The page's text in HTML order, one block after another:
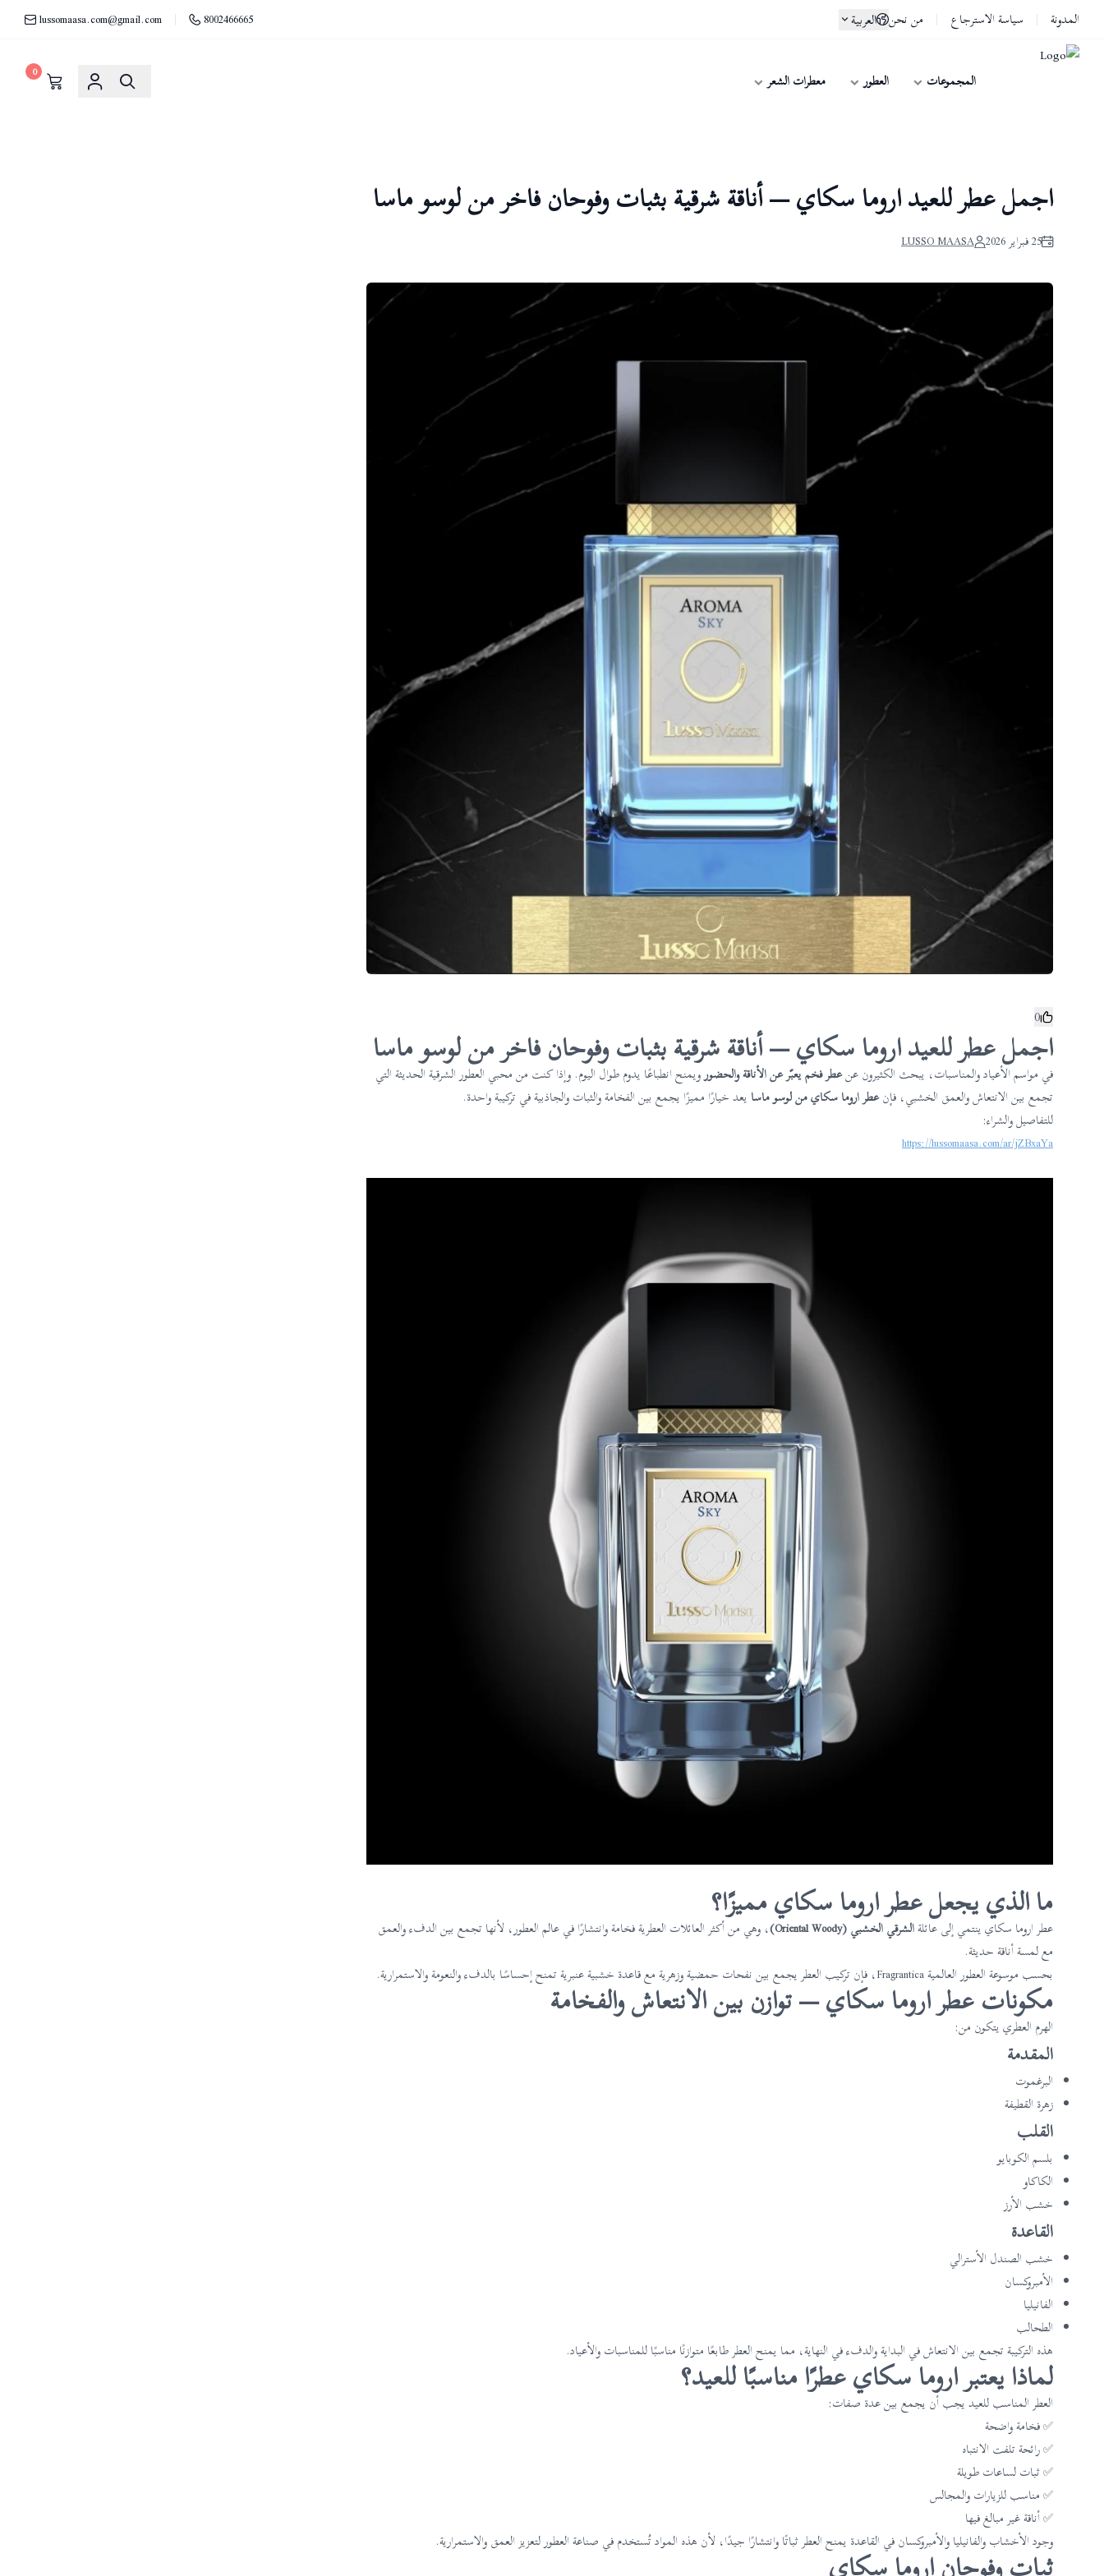
المدونة سياسة الاسترجاع من نحن العربية 8002466665
lussomaasa.com@gmail.com
المجموعات العطور معطرات الشعر 0
اجمل عطر للعيد اروما سكاي — أناقة شرقية بثبات وفوحان فاخر من لوسو ماسا
25 فبراير 2026 LUSSO MAASA
0
اجمل عطر للعيد اروما سكاي — أناقة شرقية بثبات وفوحان فاخر من لوسو ماسا
في مواسم الأعياد والمناسبات، يبحث الكثيرون عنعطر فخم يعبّر عن الأناقة والحضورويمنح انطباعًا يدوم طوال اليوم. وإذا كنت من محبي العطور الشرقية الحديثة التي
تجمع بين الانتعاش والعمق الخشبي، فإنعطر اروما سكاي من لوسو ماسا يعد خيارًا مميزًا يجمع بين الفخامة والثبات والجاذبية في تركيبة واحدة.
للتفاصيل والشراء:
https://lussomaasa.com/ar/jZBxaYa
ما الذي يجعل عطر اروما سكاي مميزًا؟
عطر اروما سكاي ينتمي إلى عائلةالشرقي الخشبي (Oriental Woody)
، وهي من أكثر العائلات العطرية فخامة وانتشارًا في عالم العطور، لأنها تجمع بين الدفء والعمق
مع لمسة أناقة حديثة.
بحسب موسوعة العطور العالمية Fragrantica، فإن تركيب العطر يجمع بين نفحات حمضية وزهرية مع قاعدة خشبية عنبرية تمنح إحساسًا بالدفء والنعومة والاستمرارية.
مكونات عطر اروما سكاي — توازن بين الانتعاش والفخامة
الهرم العطري يتكون من:
المقدمة
البرغموت
زهرة القطيفة
القلب
بلسم الكوبايو
الكاكاو
خشب الأرز
القاعدة
خشب الصندل الأسترالي
الأمبروكسان
الفانيليا
الطحالب
هذه التركيبة تجمع بين الانتعاش في البداية والدفء في النهاية، مما يمنح العطر طابعًا متوازنًا مناسبًا للمناسبات والأعياد.
لماذا يعتبر اروما سكاي عطرًا مناسبًا للعيد؟
العطر المناسب للعيد يجب أن يجمع بين عدة صفات:
✅ فخامة واضحة
✅ رائحة تلفت الانتباه
✅ ثبات لساعات طويلة
✅ مناسب للزيارات والمجالس
✅ أناقة غير مبالغ فيها
وجود الأخشاب والفانيليا والأمبروكسان في القاعدة يمنح العطر ثباتًا وانتشارًا جيدًا، لأن هذه المواد تُستخدم في صناعة العطور لتعزيز العمق والاستمرارية.